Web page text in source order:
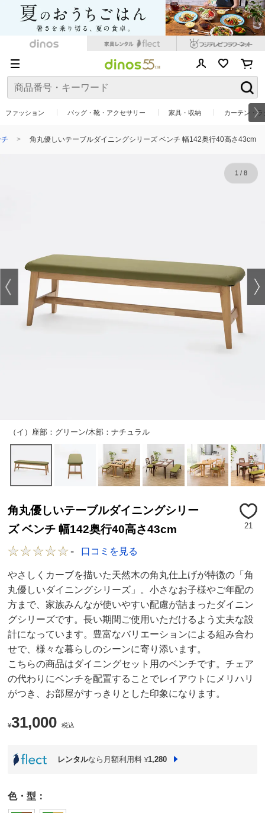
ファッション バッグ・靴・アクセサリー 家具・収納 カーテン・
角丸優しいテーブルダイニングシリーズ ベンチ 幅142奥行40高さ43cm
（イ）座部：グリーン/木部：ナチュラル
1/ 8
角丸優しいテーブルダイニングシリー
ズ ベンチ 幅142奥行40高さ43cm
21
- 口コミを見る
やさしくカーブを描いた天然木の角丸仕上げが特徴の「角
丸優しいダイニングシリーズ」。小さなお子様やご年配の
方まで、家族みんなが使いやすい配慮が詰まったダイニン
グシリーズです。長い期間ご使用いただけるよう丈夫な設
計になっています。豊富なバリエーションによる組み合わ
せで、様々な暮らしのシーンに寄り添います。
こちらの商品はダイニングセット用のベンチです。チェア
の代わりにベンチを配置することでレイアウトにメリハリ
がつき、お部屋がすっきりとした印象になります。
¥31,000 税込
レンタルなら月額利用料 ¥1,280
色・型：